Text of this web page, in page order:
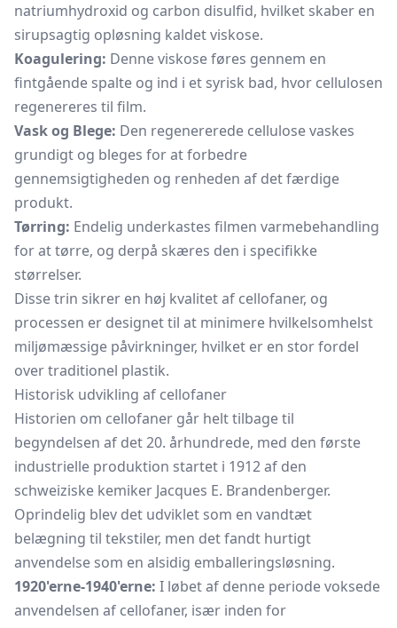
natriumhydroxid og carbon disulfid, hvilket skaber en
sirupsagtig opløsning kaldet viskose.
Koagulering: Denne viskose føres gennem en
fintgående spalte og ind i et syrisk bad, hvor cellulosen
regenereres til film.
Vask og Blege: Den regenererede cellulose vaskes
grundigt og bleges for at forbedre
gennemsigtigheden og renheden af det færdige
produkt.
Tørring: Endelig underkastes filmen varmebehandling
for at tørre, og derpå skæres den i specifikke
størrelser.
Disse trin sikrer en høj kvalitet af cellofaner, og
processen er designet til at minimere hvilkelsomhelst
miljømæssige påvirkninger, hvilket er en stor fordel
over traditionel plastik.
Historisk udvikling af cellofaner
Historien om cellofaner går helt tilbage til
begyndelsen af det 20. århundrede, med den første
industrielle produktion startet i 1912 af den
schweiziske kemiker Jacques E. Brandenberger.
Oprindelig blev det udviklet som en vandtæt
belægning til tekstiler, men det fandt hurtigt
anvendelse som en alsidig emballeringsløsning.
1920'erne-1940'erne: I løbet af denne periode voksede
anvendelsen af cellofaner, især inden for